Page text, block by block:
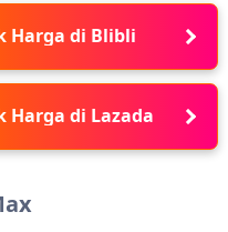
Harga di Blibli
Harga di Lazada